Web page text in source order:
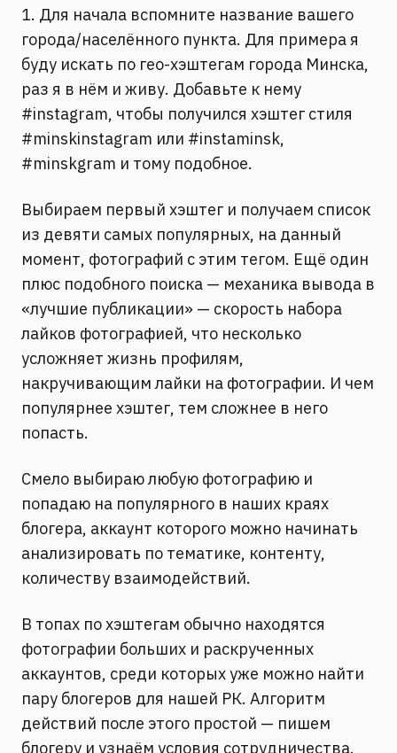
1. Для начала вспомните название вашего
города/населённого пункта. Для примера я
буду искать по гео-хэштегам города Минска,
раз я в нём и живу. Добавьте к нему
#instagram, чтобы получился хэштег стиля
#minskinstagram или #instaminsk,
#minskgram и тому подобное.
Выбираем первый хэштег и получаем список
из девяти самых популярных, на данный
момент, фотографий с этим тегом. Ещё один
плюс подобного поиска — механика вывода в
«лучшие публикации» — скорость набора
лайков фотографией, что несколько
усложняет жизнь профилям,
накручивающим лайки на фотографии. И чем
популярнее хэштег, тем сложнее в него
попасть.
Смело выбираю любую фотографию и
попадаю на популярного в наших краях
блогера, аккаунт которого можно начинать
анализировать по тематике, контенту,
количеству взаимодействий.
В топах по хэштегам обычно находятся
фотографии больших и раскрученных
аккаунтов, среди которых уже можно найти
пару блогеров для нашей РК. Алгоритм
действий после этого простой — пишем
блогеру и узнаём условия сотрудничества.